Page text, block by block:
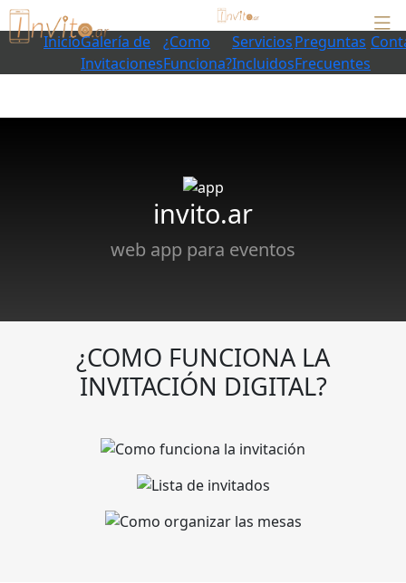
InicioGalería de
Invitaciones
¿Como
Funciona?
Servicios
Incluidos
Preguntas
Frecuentes
invito.ar
web app para eventos
¿COMO FUNCIONA LA
INVITACIÓN DIGITAL?